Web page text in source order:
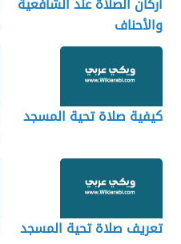
والأحناف
كيفية صلاة تحية المسجد
تعريف صلاة تحية المسجد